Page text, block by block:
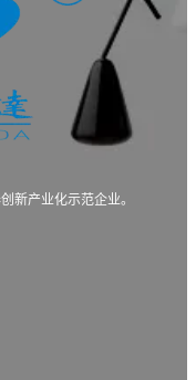
新产业化示范企业。